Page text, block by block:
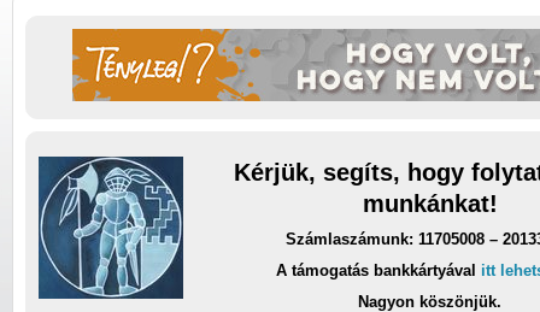
Kérjük, segíts, hogy
munkánkat!
Számlaszámunk: 11705008 –
A támogatás bankkártyával itt
Nagyon köszönjük.